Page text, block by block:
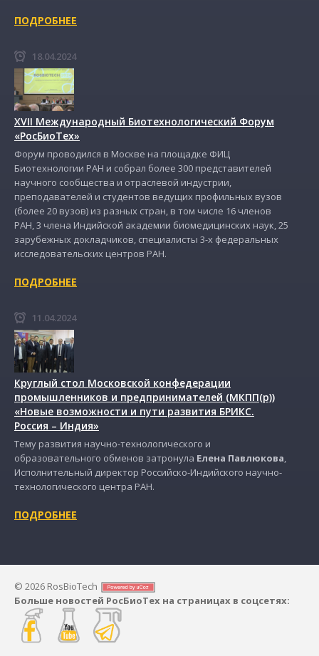
ПОДРОБНЕЕ
18.04.2024
XVII Международный Биотехнологический Форум
«РосБиоТех»
Форум проводился в Москве на площадке ФИЦ
Биотехнологии РАН и собрал более 300 представителей
научного сообщества и отраслевой индустрии,
преподавателей и студентов ведущих профильных вузов
(более 20 вузов) из разных стран, в том числе 16 членов
РАН, 3 члена Индийской академии биомедицинских наук, 25
зарубежных докладчиков, специалисты 3-х федеральных
исследовательских центров РАН.
ПОДРОБНЕЕ
11.04.2024
Круглый стол Московской конфедерации
промышленников и предпринимателей (МКПП(р))
«Новые возможности и пути развития БРИКС.
Россия – Индия»
Тему развития научно-технологического и
образовательного обменов затронула Елена Павлюкова,
Исполнительный директор Российско-Индийского научно-
технологического центра РАН.
ПОДРОБНЕЕ
© 2026 RosBioTech
Больше новостей РосБиоТех на страницах в соцсетях: